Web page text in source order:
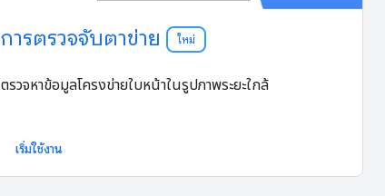
การตรวจจับตาข่าย ใหม่
ตรวจหาข้อมูลโครงข่ายใบหน้าในรูปภาพระยะใกล้
เริ่มใช้งาน